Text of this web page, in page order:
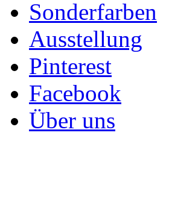
Sonderfarben
Ausstellung
Pinterest
Facebook
Über uns